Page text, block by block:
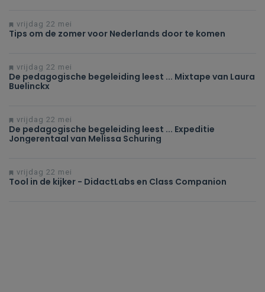
vrijdag 22 mei
Tips om de zomer voor Nederlands door te komen
vrijdag 22 mei
De pedagogische begeleiding leest ... Mixtape van Laura
Buelinckx
vrijdag 22 mei
De pedagogische begeleiding leest ... Expeditie
Jongerentaal van Melissa Schuring
vrijdag 22 mei
Tool in de kijker - DidactLabs en Class Companion